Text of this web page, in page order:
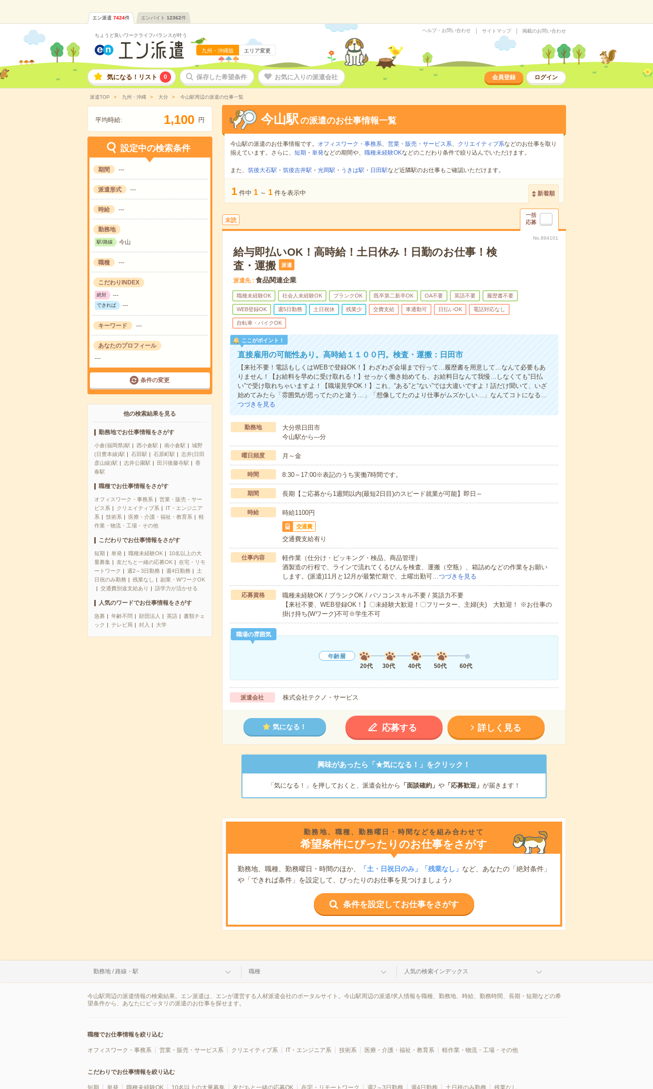
エン派遣 7424件 エンバイト 12362件
ちょうど良いワークライフバランスが叶う
九州・沖縄版 エリア変更
ヘルプ・お問い合わせ サイトマップ 掲載のお問い合わせ
気になる！リスト 0 保存した希望条件 お気に入りの派遣会社 会員登録 ログイン
派遣TOP 九州・沖縄 大分 今山駅周辺の派遣の仕事一覧
平均時給: 1,100 円
設定中の検索条件
期間 ---
派遣形式 ---
時給 ---
勤務地
駅/路線 今山
職種 ---
こだわりINDEX
絶対 ---
できれば ---
キーワード ---
あなたのプロフィール
---
条件の変更
他の検索結果を見る
勤務地でお仕事情報をさがす
小倉(福岡県)駅 西小倉駅 南小倉駅
城野
(日豊本線)駅
石田駅 石原町駅
志井(日田
彦山線)駅
志井公園駅 田川後藤寺駅
香
春駅
職種でお仕事情報をさがす
オフィスワーク・事務系
営業・販売・サー
ビス系
クリエイティブ系
IT・エンジニア
系
技術系 医療・介護・福祉・教育系
軽
作業・物流・工場・その他
こだわりでお仕事情報をさがす
短期 単発 職種未経験OK
10名以上の大
量募集
友だちと一緒の応募OK
在宅・リモ
ートワーク
週2～3日勤務 週4日勤務
土
日祝のみ勤務
残業なし
副業・WワークOK
交通費別途支給あり
語学力が活かせる
人気のワードでお仕事情報をさがす
急募 年齢不問 財団法人 英語
書類チェ
ック
テレビ局 封入 大学
今山駅の派遣のお仕事情報一覧
今山駅の派遣のお仕事情報です。 オフィスワーク・事務系、 営業・販売・サービス系、 クリエイティブ系などのお仕事を取り
揃えています。さらに、 短期 ・ 単発などの期間や、 職種未経験OKなどのこだわり条件で絞り込んでいただけます。
また、 筑後大石駅 ・ 筑後吉井駅 ・ 光岡駅 ・ うきは駅 ・ 日田駅など近隣駅のお仕事もご確認いただけます。
1 件中 1 ～ 1 件を表示中 新着順
未読
一括
応募
No.894101
給与即払いOK！高時給！土日休み！日勤のお仕事！検
査・運搬
派遣
派遣先 食品関連企業
職種未経験OK 社会人未経験OK ブランクOK 既卒第二新卒OK OA不要 英語不要 履歴書不要
WEB登録OK 週5日勤務 土日祝休 残業少 交費支給 車通勤可 日払いOK 電話対応なし
自転車・バイクOK
ここがポイント！
直接雇用の可能性あり。高時給１１００円。検査・運搬：日田市
【来社不要！電話もしくはWEBで登録OK！】わざわざ会場まで行って…履歴書を用意して…なんて必要もあ
りません！【お給料を早めに受け取れる！】せっかく働き始めても、お給料日なんて我慢…しなくても“日払
い”で受け取れちゃいますよ！【職場見学OK！】これ、“ある”と“ない”では大違いですよ！話だけ聞いて、いざ
始めてみたら「雰囲気が思ってたのと違う…」「想像してたのより仕事がムズかしい…」なんてコトになる…
つづきを見る
勤務地
大分県日田市
今山駅から---分
曜日頻度 月～金
時間 8:30～17:00※表記のうち実働7時間です。
期間 長期【ご応募から1週間以内(最短2日目)のスピード就業が可能】即日～
時給 時給1100円
交通費
交通費支給有り
仕事内容
軽作業（仕分け・ピッキング・検品、商品管理）
酒製造の行程で、ラインで流れてくるびんを検査、運搬（空瓶）、箱詰めなどの作業をお願い
します。(派遣)11月と12月が最繁忙期で、土曜出勤可…つづきを見る
応募資格
職種未経験OK / ブランクOK / パソコンスキル不要 / 英語力不要
【来社不要、WEB登録OK！】〇未経験大歓迎！〇フリーター、主婦(夫) 大歓迎！ ※お仕事の
掛け持ち(Wワーク)不可※学生不可
職場の雰囲気
年齢層
20代
30代 40代 50代 60代
派遣会社 株式会社テクノ・サービス
気になる！ 応募する 詳しく見る
興味があったら「★気になる！」をクリック！
「気になる！」を押しておくと、派遣会社から 「面談確約」 や「応募歓迎」 が届きます！
勤務地、職種、勤務曜日・時間などを組み合わせて
希望条件にぴったりのお仕事をさがす
勤務地、職種、勤務曜日・時間のほか、 「土・日祝日のみ」「残業なし」 など、あなたの「絶対条件」
や「できれば条件」を設定して、ぴったりのお仕事を見つけましょう♪
条件を設定してお仕事をさがす
勤務地 / 路線・駅 職種 人気の検索インデックス
今山駅周辺の派遣情報の検索結果。エン派遣は、エンが運営する人材派遣会社のポータルサイト。今山駅周辺の派遣/求人情報を職種、勤務地、時給、勤務時間、長期・短期などの希
望条件から、あなたにピッタリの派遣のお仕事を探せます。
職種でお仕事情報を絞り込む
オフィスワーク・事務系 営業・販売・サービス系 クリエイティブ系 IT・エンジニア系 技術系 医療・介護・福祉・教育系 軽作業・物流・工場・その他
こだわりでお仕事情報を絞り込む
短期 単発 職種未経験OK 10名以上の大量募集 友だちと一緒の応募OK 在宅・リモートワーク 週2～3日勤務 週4日勤務 土日祝のみ勤務 残業なし